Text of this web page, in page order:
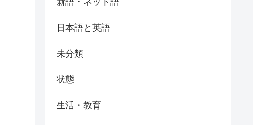
日本語と英語
未分類
状態
生活・教育